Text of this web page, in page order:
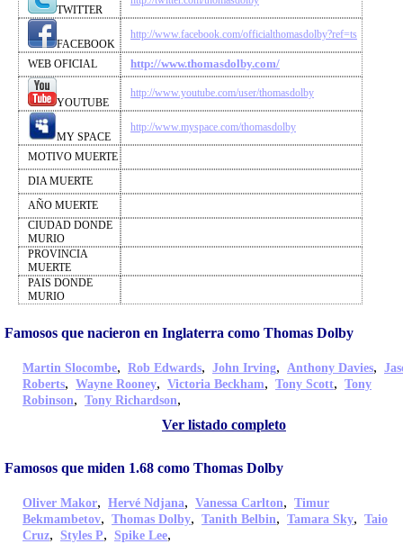
TWITTER
FACEBOOK
http://www.facebook.com/officialthomasdolby?ref=ts
WEB OFICIAL http://www.thomasdolby.com/
YOUTUBE
http://www.youtube.com/user/thomasdolby
MY SPACE
http://www.myspace.com/thomasdolby
MOTIVO MUERTE
DIA MUERTE
AÑO MUERTE
CIUDAD DONDE
MURIO
PROVINCIA
MUERTE
PAIS DONDE
MURIO
Famosos que nacieron en Inglaterra como Thomas Dolby
Martin Slocombe, Rob Edwards, John Irving, Anthony Davies,
Roberts, Wayne Rooney, Victoria Beckham, Tony Scott, Tony
Robinson, Tony Richardson,
Ver listado completo
Famosos que miden 1.68 como Thomas Dolby
Oliver Makor, Hervé Ndjana, Vanessa Carlton, Timur
Bekmambetov, Thomas Dolby, Tanith Belbin, Tamara Sky, Taio
Cruz, Styles P, Spike Lee,